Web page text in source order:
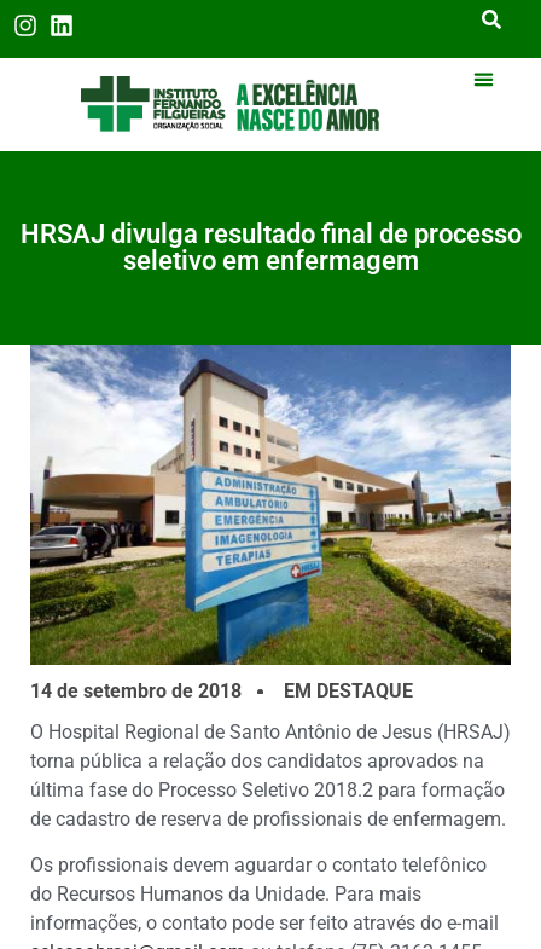
HRSAJ divulga resultado final de processo
seletivo em enfermagem
14 de setembro de 2018
EM DESTAQUE
O Hospital Regional de Santo Antônio de Jesus (HRSAJ)
torna pública a relação dos candidatos aprovados na
última fase do Processo Seletivo 2018.2 para formação
de cadastro de reserva de profissionais de enfermagem.
Os profissionais devem aguardar o contato telefônico
do Recursos Humanos da Unidade. Para mais
informações, o contato pode ser feito através do e-mail